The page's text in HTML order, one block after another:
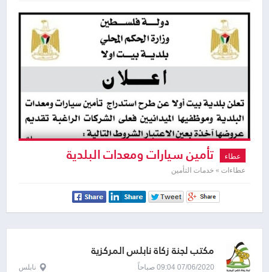
عطاء تأمين سيارات ومعدات البلدية
عطاءات » خدمات التأمين
مكتب لجنة زكاة نابلس المركزية
07/06/2020 09:04 صباحاً نابلس